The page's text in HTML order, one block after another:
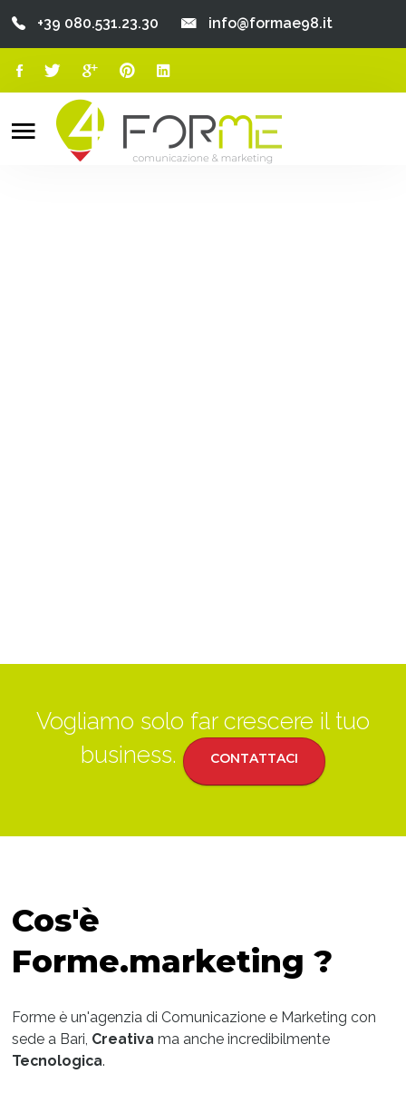
Chi Siamo
+39 080.531.23.30 info@formae98.it
Search
Vogliamo solo far crescere il tuo
business.
CONTATTACI
Cos'è
Forme.marketing ?
Forme è un'agenzia di Comunicazione e Marketing con
sede a Bari, Creativa ma anche incredibilmente
Tecnologica.